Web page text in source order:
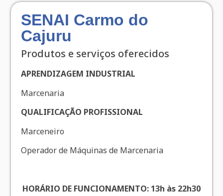
SENAI Carmo do
Cajuru
Produtos e serviços oferecidos
APRENDIZAGEM INDUSTRIAL
Marcenaria
QUALIFICAÇÃO PROFISSIONAL
Marceneiro
Operador de Máquinas de Marcenaria
HORÁRIO DE FUNCIONAMENTO: 13h às 22h30